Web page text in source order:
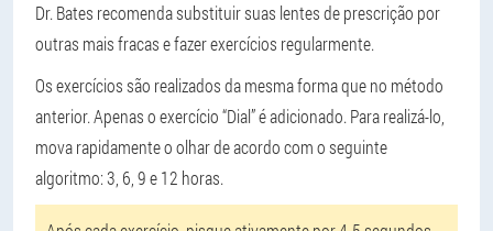
Dr. Bates recomenda substituir suas lentes de prescrição por
outras mais fracas e fazer exercícios regularmente.
Os exercícios são realizados da mesma forma que no método
anterior. Apenas o exercício “Dial” é adicionado. Para realizá-lo,
mova rapidamente o olhar de acordo com o seguinte
algoritmo: 3, 6, 9 e 12 horas.